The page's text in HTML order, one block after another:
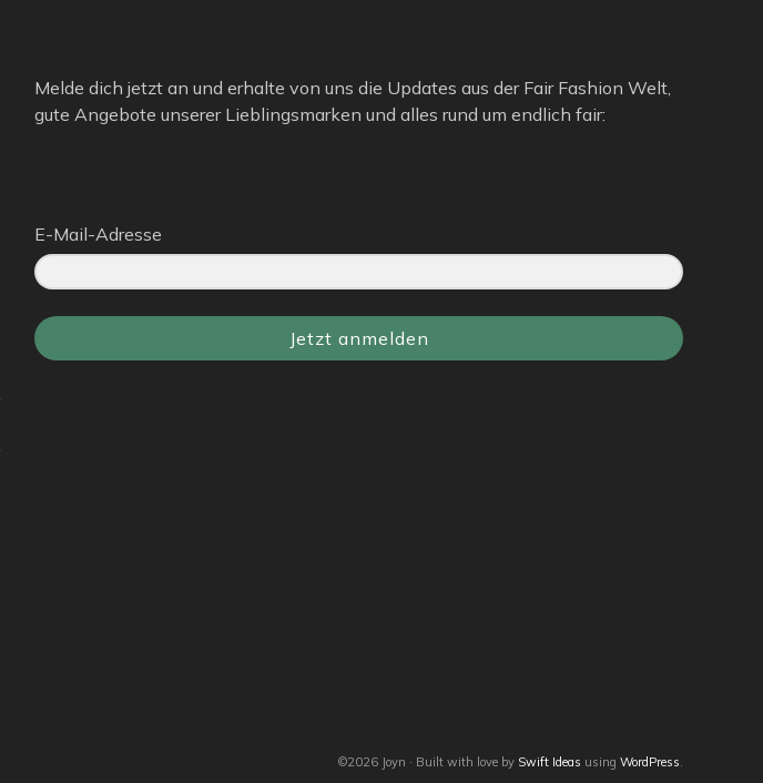
Melde dich jetzt an und erhalte von uns die Updates aus der Fair Fashion Welt,
gute Angebote unserer Lieblingsmarken und alles rund um endlich fair:
E-Mail-Adresse
Jetzt anmelden
©2026 Joyn · Built with love by Swift Ideas using WordPress.